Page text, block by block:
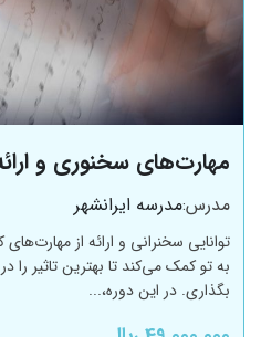
مهارت‌های سخنوری و
مدرس:مدرسه ایرانشهر
توانایی سخنرانی و ارائه از
به تو کمک می‌کند تا بهترین تاثیر
بگذاری. در این دوره،...